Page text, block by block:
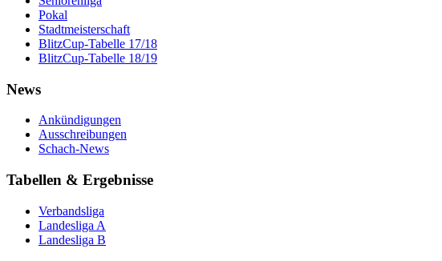
Pokal
Stadtmeisterschaft
BlitzCup-Tabelle 17/18
BlitzCup-Tabelle 18/19
News
Ankündigungen
Ausschreibungen
Schach-News
Tabellen & Ergebnisse
Verbandsliga
Landesliga A
Landesliga B